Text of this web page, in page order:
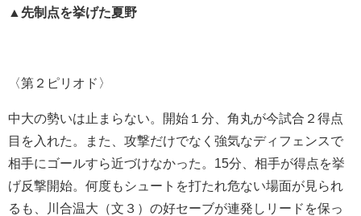
▲先制点を挙げた夏野
〈第２ピリオド〉
中大の勢いは止まらない。開始１分、角丸が今試合２得点
目を入れた。また、攻撃だけでなく強気なディフェンスで
相手にゴールすら近づけなかった。15分、相手が得点を挙
げ反撃開始。何度もシュートを打たれ危ない場面が見られ
るも、川合温大（文３）の好セーブが連発しリードを保っ